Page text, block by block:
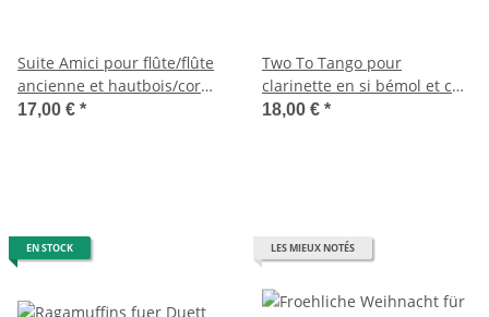
Suite Amici pour flûte/flûte
ancienne et hautbois/cor
anglais
17,00 € *
Two To Tango pour
clarinette en si bémol et cor
en fa
18,00 € *
EN STOCK LES MIEUX NOTÉS